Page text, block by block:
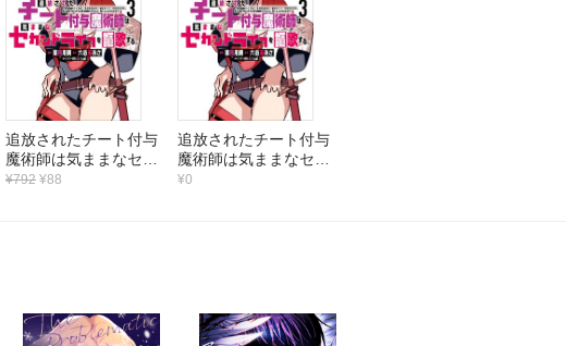
追放されたチート付与
魔術師は気ままなセカ
ンドライフを謳歌す
た人たち大丈夫？～
（3）
¥792 ¥88
追放されたチート付与
魔術師は気ままなセカ
ンドライフを謳歌す
た人たち大丈夫？～
（3）
¥0